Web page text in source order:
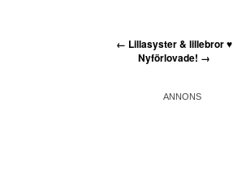
← Lillasyster & lillebror ♥
Nyförlovade! →